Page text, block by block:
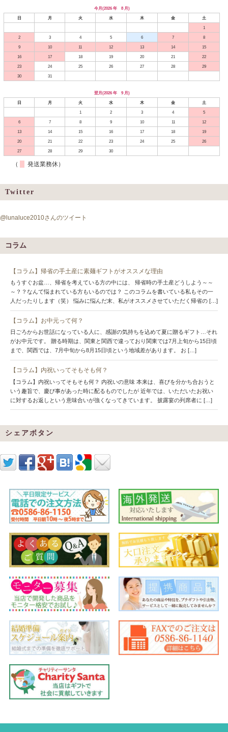
今月(2026 年 8 月)
日
月 火 水 木 金
土
1
2
3 4 5 6 7
8
9
10 11 12 13 14
15
16
17 18 19 20 21
22
23
24 25 26 27 28
29
30
31
翌月(2026 年 9 月)
日
月 火 水 木 金
土
1
2 3 4
5
6
7 8 9 10 11
12
13
14 15 16 17 18
19
20
21 22 23 24 25
26
27
28 29 30
（ 発送業務休）
Twitter
@lunaluce2010さんのツイート
コラム
【コラム】帰省の手土産に素麺ギフトがオススメな理由
もうすぐお盆…、帰省を考えている方の中には、 帰省時の手土産どうしよう～～
～？？なんて悩まれている方もいるのでは？ このコラムを書いている私もその一
人だったりします（笑） 悩みに悩んだ末、私がオススメさせていただく帰省の […]
【コラム】お中元って何？
日ごろからお世話になっている人に、感謝の気持ちを込めて夏に贈るギフト…それ
がお中元です。 贈る時期は、関東と関西で違っており関東では7月上旬から15日頃
まで、関西では、7月中旬から8月15日頃という地域差があります。 お […]
【コラム】内祝いってそもそも何？
【コラム】内祝いってそもそも何？ 内祝いの意味 本来は、喜びを分かち合おうと
いう趣旨で、慶び事があった時に配るものでしたが 近年では、いただいたお祝い
に対するお返しという意味合いが強くなってきています。 披露宴の列席者に […]
シェアボタン